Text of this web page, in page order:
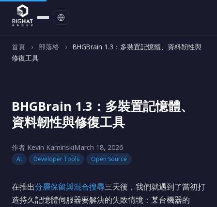
首頁 › 部落格 ›
BHGBrain 1.3：多裝置記憶體、資料韌性與
修復工具
BHGBrain 1.3：多裝置記憶體、
資料韌性與修復工具
作者 Kevin KaminskiMarch 18, 2026
AI Developer Tools Open Source
在推出分層保留與混合搜尋三天後，我們就遇到了當初打
造持久記憶體伺服器要解決的失敗情境：某台機器的